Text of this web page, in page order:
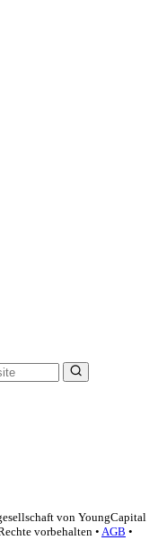
von YoungCapital
vorbehalten • AGB •